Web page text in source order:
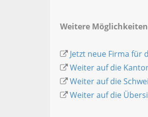
Weitere
Jetzt neue Firma für
Weiter auf die
Weiter auf die
Weiter auf die